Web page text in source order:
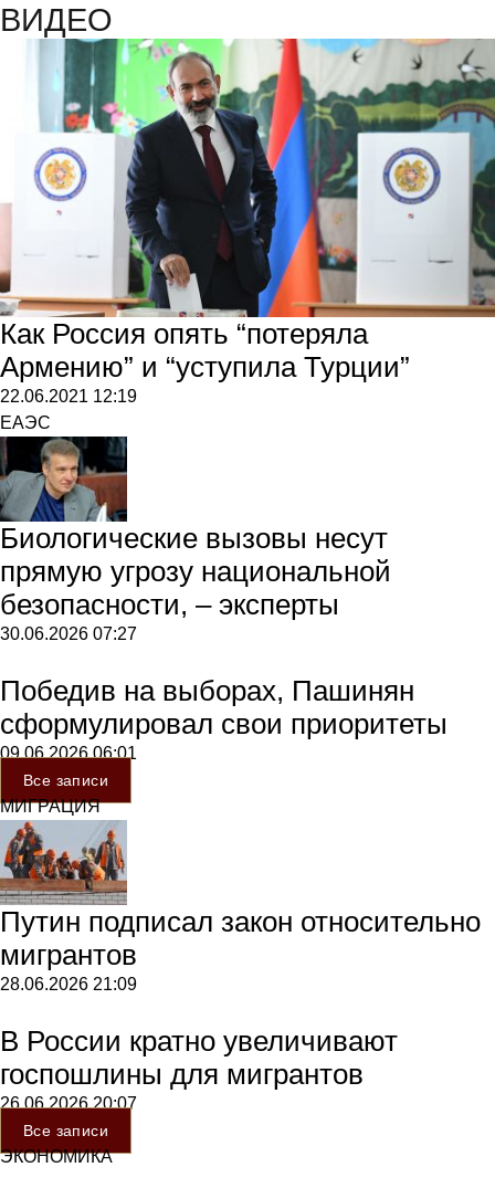
ВИДЕО
Как Россия опять “потеряла
Армению” и “уступила Турции”
22.06.2021 12:19
ЕАЭС
Биологические вызовы несут
прямую угрозу национальной
безопасности, – эксперты
30.06.2026 07:27
Победив на выборах, Пашинян
сформулировал свои приоритеты
09.06.202606:01
Все записи
МИГРАЦИЯ
Путин подписал закон относительно
мигрантов
28.06.2026 21:09
В России кратно увеличивают
госпошлины для мигрантов
26.06.202620:07
Все записи
ЭКОНОМИКА